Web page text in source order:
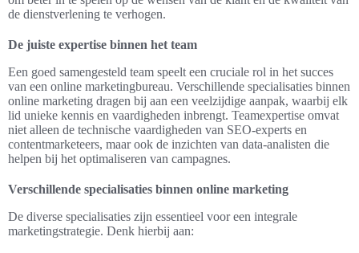
de dienstverlening te verhogen.
De juiste expertise binnen het team
Een goed samengesteld team speelt een cruciale rol in het succes
van een online marketingbureau. Verschillende specialisaties binnen
online marketing dragen bij aan een veelzijdige aanpak, waarbij elk
lid unieke kennis en vaardigheden inbrengt. Teamexpertise omvat
niet alleen de technische vaardigheden van SEO-experts en
contentmarketeers, maar ook de inzichten van data-analisten die
helpen bij het optimaliseren van campagnes.
Verschillende specialisaties binnen online marketing
De diverse specialisaties zijn essentieel voor een integrale
marketingstrategie. Denk hierbij aan: